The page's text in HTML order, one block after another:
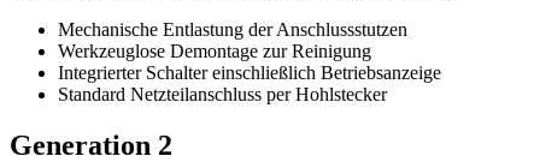
Mechanische Entlastung der Anschlussstutzen
Werkzeuglose Demontage zur Reinigung
Integrierter Schalter einschließlich Betriebsanzeige
Standard Netzteilanschluss per Hohlstecker
Generation 2